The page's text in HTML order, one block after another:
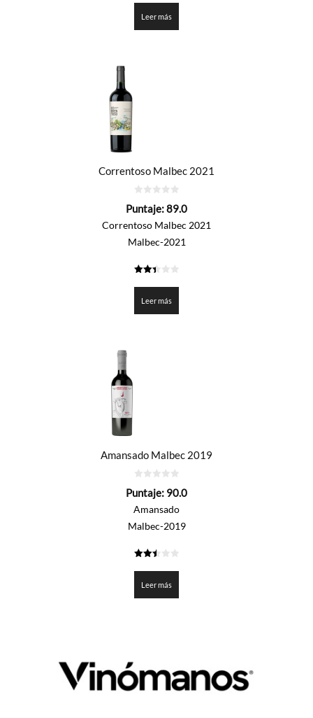
de 5
Leer más
Correntoso Malbec 2021
de
Puntaje:89.0
Correntoso Malbec 2021
Malbec-2021
de 5
Leer más
Amansado Malbec 2019
de
Puntaje: 90.0
Amansado
Malbec-2019
de 5
Leer más